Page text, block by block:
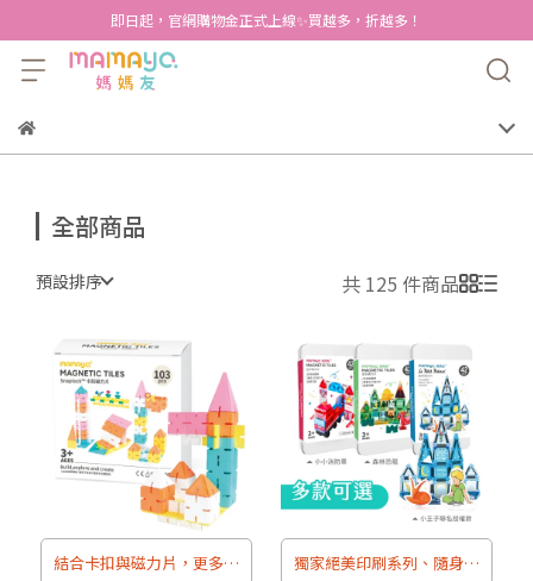
即日起，官網購物金正式上線✨買越多，折越多！
全部商品
預設排序 共 125 件商品
結合卡扣與磁力片，更多創
獨家絕美印刷系列、隨身攜